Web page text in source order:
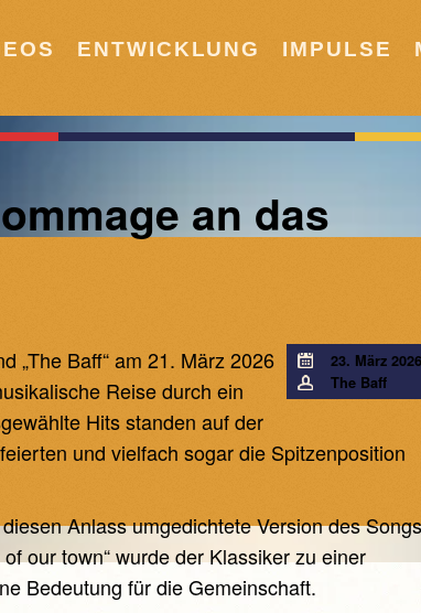
ENTWICKLUNG IMPULSE
an das
23. März 2026
The Baff
„The Baff“ am 21. März 2026
Reise durch ein
Hits standen auf der
und vielfach sogar die Spitzenposition
Anlass umgedichtete Version des Songs
our town“ wurde der Klassiker zu einer
Bedeutung für die Gemeinschaft.